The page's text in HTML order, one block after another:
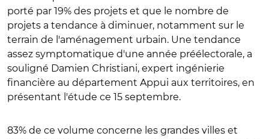
porté par 19% des projets et que le nombre de
projets a tendance à diminuer, notamment sur le
terrain de l'aménagement urbain. Une tendance
assez symptomatique d'une année préélectorale, a
souligné Damien Christiani, expert ingénierie
financière au département Appui aux territoires, en
présentant l'étude ce 15 septembre.
83% de ce volume concerne les grandes villes et